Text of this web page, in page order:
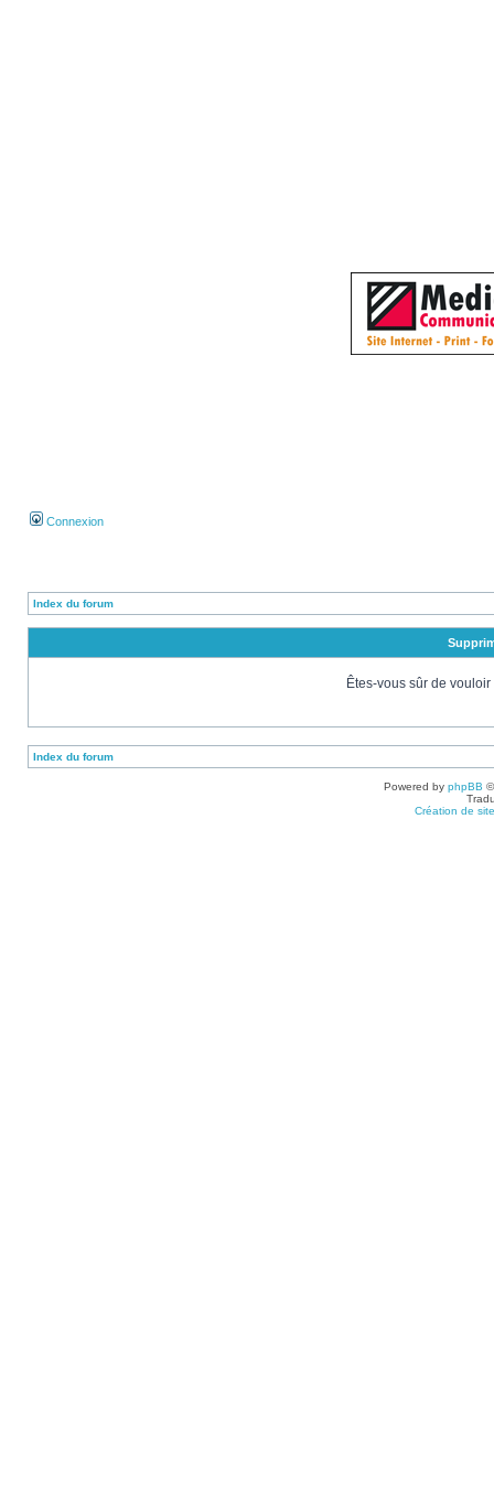
Connexion
Index du forum
Êtes-vous sûr de
Index du forum
Powered by phpBB
Création de